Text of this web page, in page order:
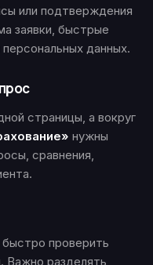
или подтверждения
заявки, быстрые
данных.
страницы, а вокруг
нужны
сравнения,
проверить
Важно разделять